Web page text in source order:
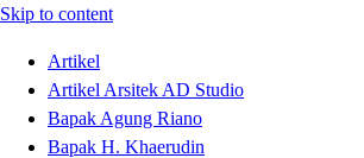
Skip to content
Artikel
Artikel Arsitek AD Studio
Bapak Agung Riano
Bapak H. Khaerudin